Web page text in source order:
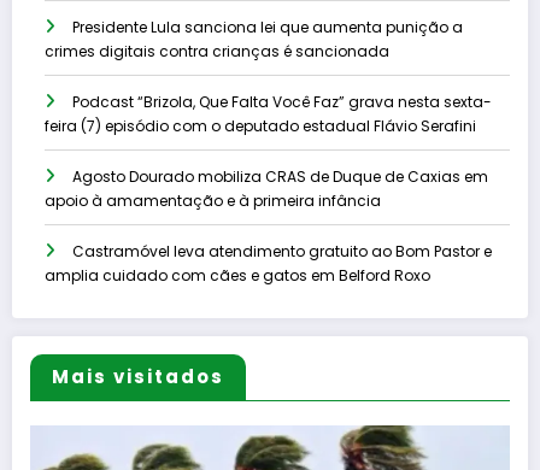
Presidente Lula sanciona lei que aumenta punição a
crimes digitais contra crianças é sancionada
Podcast “Brizola, Que Falta Você Faz” grava nesta sexta-
feira (7) episódio com o deputado estadual Flávio Serafini
Agosto Dourado mobiliza CRAS de Duque de Caxias em
apoio à amamentação e à primeira infância
Castramóvel leva atendimento gratuito ao Bom Pastor e
amplia cuidado com cães e gatos em Belford Roxo
Mais visitados